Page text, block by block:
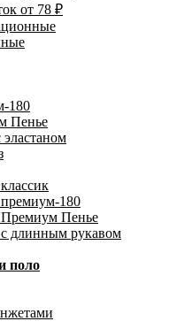
от 78 ₽
180
Пенье
180
Премиум Пенье
длинным рукавом
поло